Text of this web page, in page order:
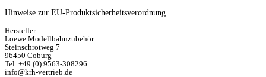
Hinweise zur EU-Produktsicherheitsverordnung.
Hersteller:
Loewe Modellbahnzubehör
Steinschrotweg 7
96450 Coburg
Tel. +49 (0) 9563-308296
info@krh-vertrieb.de